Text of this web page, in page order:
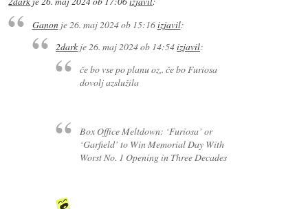
Ganonje 26. maj 2024 ob 15:16izjavil:
2dark je26. maj 2024 ob 14:54izjavil:
če bo vse po planu oz,. če bo Furiosa
dovolj azslužila
Box Office Meltdown: ‘Furiosa’ or
‘Garfield’ to Win Memorial Day With
Worst No. 1 Opening in Three Decades